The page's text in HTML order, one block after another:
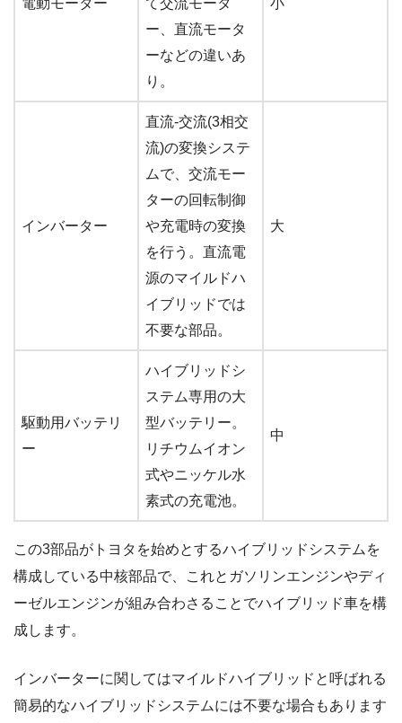
ー、直流モータ
ーなどの違いあ
り。
インバーター
直流-交流(3相交
流)の変換システ
ムで、交流モー
ターの回転制御
や充電時の変換
を行う。直流電
源のマイルドハ
イブリッドでは
不要な部品。
大
駆動用バッテリ
ー
ハイブリッドシ
ステム専用の大
型バッテリー。
リチウムイオン
式やニッケル水
素式の充電池。
中
この3部品がトヨタを始めとするハイブリッドシステムを
構成している中核部品で、これとガソリンエンジンやディ
ーゼルエンジンが組み合わさることでハイブリッド車を構
成します。
インバーターに関してはマイルドハイブリッドと呼ばれる
簡易的なハイブリッドシステムには不要な場合もあります